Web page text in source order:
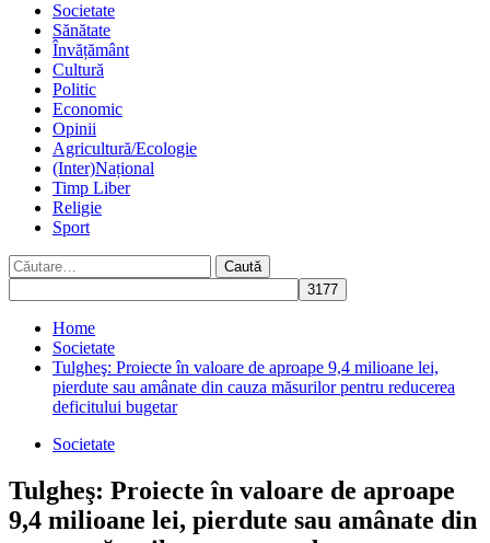
Societate
Sănătate
Învățământ
Cultură
Politic
Economic
Opinii
Agricultură/Ecologie
(Inter)Național
Timp Liber
Religie
Sport
Caută
după:
Home
Societate
Tulgheş: Proiecte în valoare de aproape 9,4 milioane lei,
pierdute sau amânate din cauza măsurilor pentru reducerea
deficitului bugetar
Societate
Tulgheş: Proiecte în valoare de aproape
9,4 milioane lei, pierdute sau amânate din